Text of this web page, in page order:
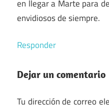
en llegar a Marte para
envidiosos de siempre.
Responder
Dejar un comentario
Tu dirección de correo